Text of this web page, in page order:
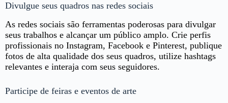
Divulgue seus quadros nas redes sociais
As redes sociais são ferramentas poderosas para divulgar
seus trabalhos e alcançar um público amplo. Crie perfis
profissionais no Instagram, Facebook e Pinterest, publique
fotos de alta qualidade dos seus quadros, utilize hashtags
relevantes e interaja com seus seguidores.
Participe de feiras e eventos de arte